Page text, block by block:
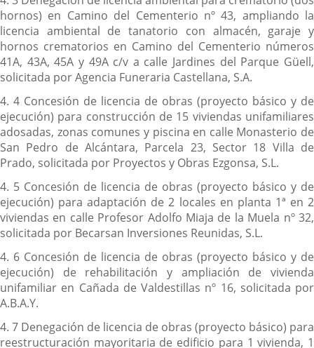
hornos) en Camino del Cementerio nº 43, ampliando la
licencia ambiental de tanatorio con almacén, garaje y
hornos crematorios en Camino del Cementerio números
41A, 43A, 45A y 49A c/v a calle Jardines del Parque Güell,
solicitada por Agencia Funeraria Castellana, S.A.
4. 4 Concesión de licencia de obras (proyecto básico y de
ejecución) para construcción de 15 viviendas unifamiliares
adosadas, zonas comunes y piscina en calle Monasterio de
San Pedro de Alcántara, Parcela 23, Sector 18 Villa de
Prado, solicitada por Proyectos y Obras Ezgonsa, S.L.
4. 5 Concesión de licencia de obras (proyecto básico y de
ejecución) para adaptación de 2 locales en planta 1ª en 2
viviendas en calle Profesor Adolfo Miaja de la Muela nº 32,
solicitada por Becarsan Inversiones Reunidas, S.L.
4. 6 Concesión de licencia de obras (proyecto básico y de
ejecución) de rehabilitación y ampliación de vivienda
unifamiliar en Cañada de Valdestillas nº 16, solicitada por
A.B.A.Y.
4. 7 Denegación de licencia de obras (proyecto básico) para
reestructuración mayoritaria de edificio para 1 vivienda, 1